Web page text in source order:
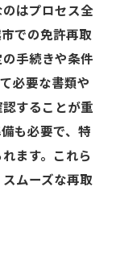
はプロセス全
での免許再取
手続きや条件
必要な書類や
することが重
も必要で、特
ます。これら
ムーズな再取